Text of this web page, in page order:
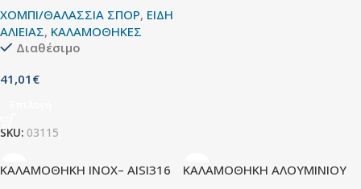
ΧΟΜΠΙ/ΘΑΛΑΣΣΙΑ ΣΠΟΡ, ΕΙΔΗ
ΑΛΙΕΙΑΣ, ΚΑΛΑΜΟΘΗΚΕΣ
Διαθέσιμο
41,01 €
SKU: 03115
ΚΑΛΑΜΟΘΗΚΗ INOX– AISI316 ΚΑΛΑΜΟΘΗΚΗ ΑΛΟΥΜΙΝΙΟΥ